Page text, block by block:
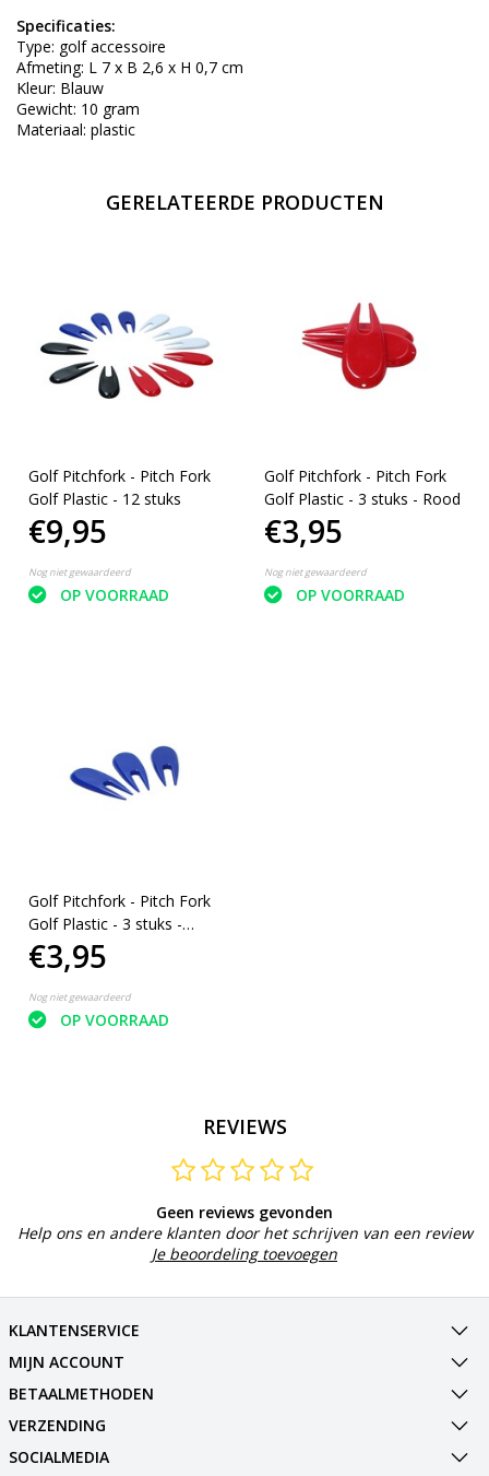
Specificaties:
Type: golf accessoire
Afmeting: L 7 x B 2,6 x H 0,7 cm
Kleur: Blauw
Gewicht: 10 gram
Materiaal: plastic
GERELATEERDE PRODUCTEN
Golf Pitchfork - Pitch Fork
Golf Plastic - 12 stuks
€9,95
Nog niet gewaardeerd
OP VOORRAAD
Golf Pitchfork - Pitch Fork
Golf Plastic - 3 stuks - Rood
€3,95
Nog niet gewaardeerd
OP VOORRAAD
Golf Pitchfork - Pitch Fork
Golf Plastic - 3 stuks -
Blauw
€3,95
Nog niet gewaardeerd
OP VOORRAAD
REVIEWS
Geen reviews gevonden
Help ons en andere klanten door het schrijven van een review
Je beoordeling toevoegen
KLANTENSERVICE
MIJN ACCOUNT
BETAALMETHODEN
VERZENDING
SOCIALMEDIA